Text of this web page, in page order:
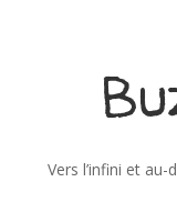
Vers l’infini et